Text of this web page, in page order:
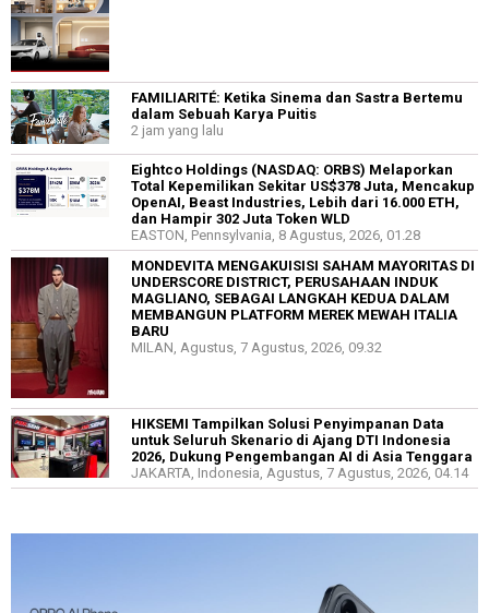
FAMILIARITÉ: Ketika Sinema dan Sastra Bertemu
dalam Sebuah Karya Puitis
2 jam yang lalu
Eightco Holdings (NASDAQ: ORBS) Melaporkan
Total Kepemilikan Sekitar US$378 Juta, Mencakup
OpenAI, Beast Industries, Lebih dari 16.000 ETH,
dan Hampir 302 Juta Token WLD
EASTON, Pennsylvania, 8 Agustus, 2026, 01.28
MONDEVITA MENGAKUISISI SAHAM MAYORITAS DI
UNDERSCORE DISTRICT, PERUSAHAAN INDUK
MAGLIANO, SEBAGAI LANGKAH KEDUA DALAM
MEMBANGUN PLATFORM MEREK MEWAH ITALIA
BARU
MILAN, Agustus, 7 Agustus, 2026, 09.32
HIKSEMI Tampilkan Solusi Penyimpanan Data
untuk Seluruh Skenario di Ajang DTI Indonesia
2026, Dukung Pengembangan AI di Asia Tenggara
JAKARTA, Indonesia, Agustus, 7 Agustus, 2026, 04.14